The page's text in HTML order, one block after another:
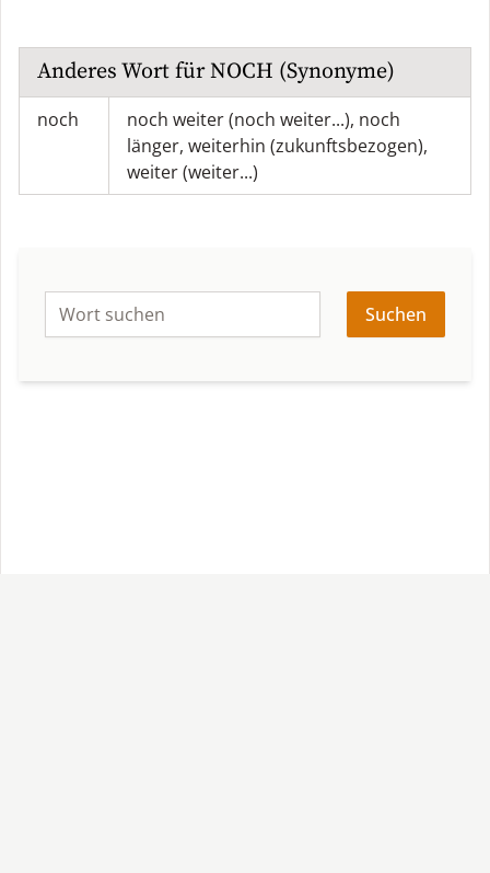
Anderes Wort fürNOCH (Synonyme)
noch noch weiter (noch weiter...), noch
länger, weiterhin (zukunftsbezogen),
weiter (weiter...)
Suchen